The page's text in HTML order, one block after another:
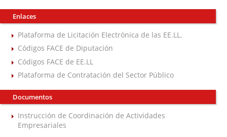
Enlaces
Plataforma de Licitación Electrónica de las EE.LL.
Códigos FACE de Diputación
Códigos FACE de EE.LL
Plataforma de Contratación del Sector Público
Documentos
Instrucción de Coordinación de Actividades
Empresariales